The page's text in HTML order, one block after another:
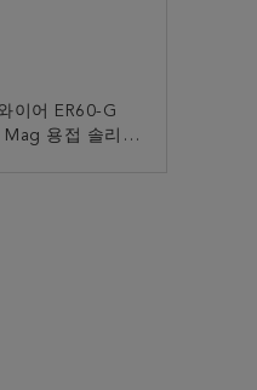
이어 ER60-G
Mag 용접 솔리드